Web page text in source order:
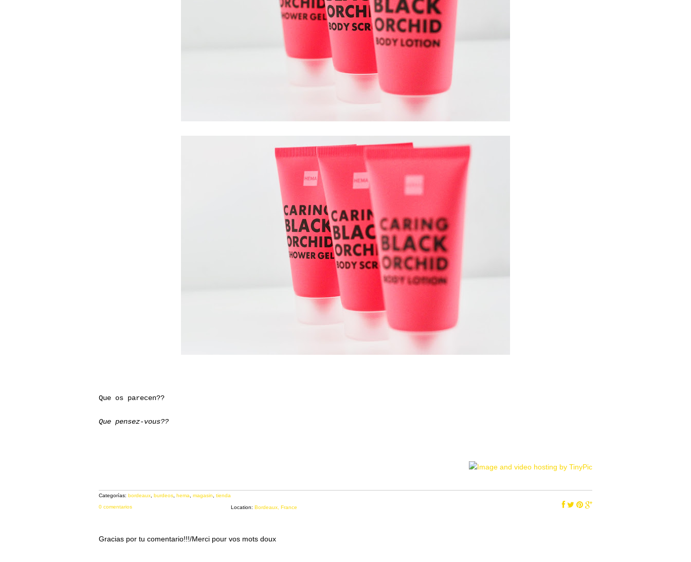
Que os parecen??
Que pensez-vous??
Categorías: bordeaux burdeos hema magasin
tienda
0 comentarios
Location: Bordeaux, France
Gracias por tu comentario!!!/Merci pour vos mots doux